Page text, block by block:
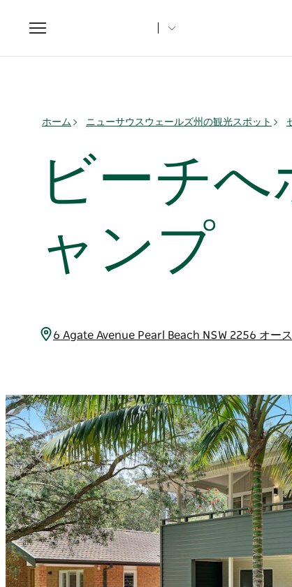
Toggle
navigation
ホーム ニューサウスウェールズ州の観光スポット
ビーチ
ャンプ
6 Agate Avenue Pearl Beach NSW 2256 オー